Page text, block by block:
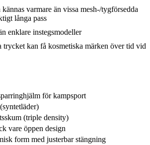
varmare än vissa mesh-/tygförsedda
långa pass
enklare instegsmodeller
trycket kan få kosmetiska märken över tid vid
för kampsport
(triple density)
vare öppen design
form med justerbar stängning